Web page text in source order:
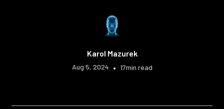
Karol Mazurek
Aug 5, 2024 • 17min read